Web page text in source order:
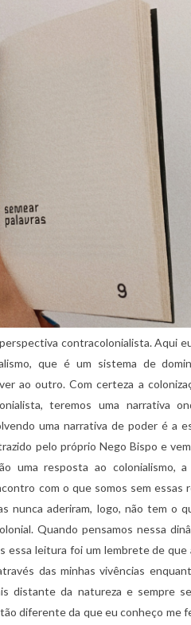
contracolonialista. Aqui
que é um sistema de
ao outro. Com certeza a
teremos uma narrativa
uma narrativa de poder é a
pelo próprio Nego Bispo e
uma resposta ao colonialismo,
com o que somos sem essas
nunca aderiram, logo, não tem o
Quando pensamos nessa
essa leitura foi um lembrete de que
das minhas vivências
distante da natureza e sempre
diferente da que eu conheço me